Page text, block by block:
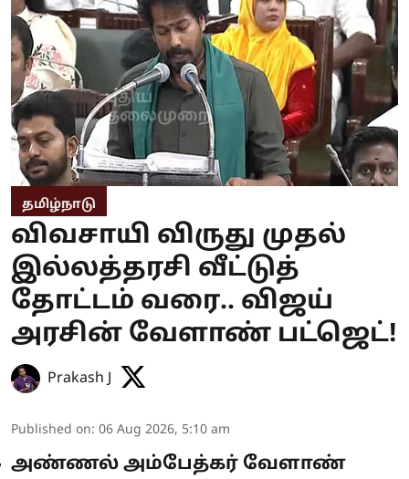
தமிழ்நாடு
விவசாயி விருது முதல்
இல்லத்தரசி வீட்டுத்
தோட்டம் வரை.. விஜய்
அரசின் வேளாண் பட்ஜெட்!
Prakash J
Published on: 06 Aug 2026, 5:10 am
அண்ணல் அம்பேத்கர் வேளாண்